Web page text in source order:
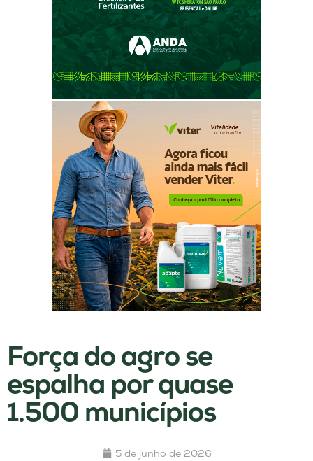
Força do agro se
espalha por quase
1.500 municípios
5 de junho de 2026